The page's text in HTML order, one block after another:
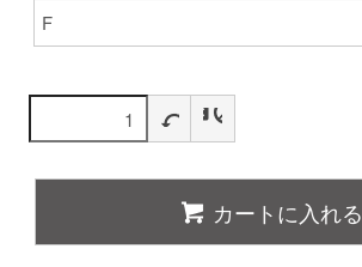
カートに入れる